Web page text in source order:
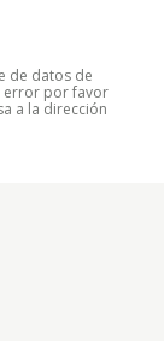
de datos de
error por favor
a la dirección